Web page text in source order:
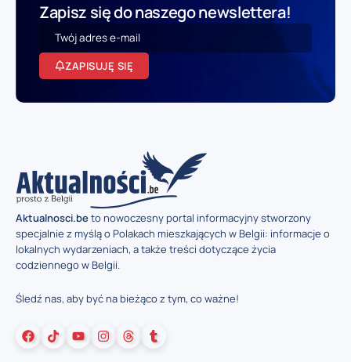
Zapisz się do naszego newslettera!
ZAPISUJĘ SIĘ
Aktualnosci.beto nowoczesny portal informacyjny stworzony
specjalnie z myślą o Polakach mieszkających w Belgii: informacje o
lokalnych wydarzeniach, a także treści dotyczące życia
codziennego w Belgii.
Śledź nas, aby być na bieżąco z tym, co ważne!